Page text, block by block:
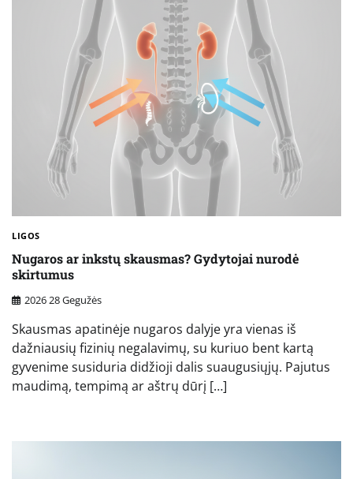
LIGOS
Nugaros ar inkstų skausmas? Gydytojai nurodė
skirtumus
2026 28 Gegužės
Skausmas apatinėje nugaros dalyje yra vienas iš
dažniausių fizinių negalavimų, su kuriuo bent kartą
gyvenime susiduria didžioji dalis suaugusiųjų. Pajutus
maudimą, tempimą ar aštrų dūrį […]